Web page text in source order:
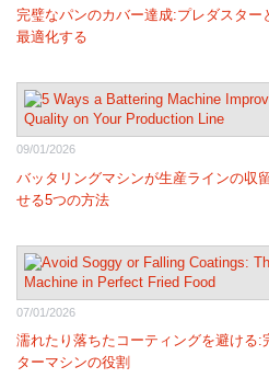
完璧なパンのカバー達成:プレダスター
最適化する
09/01/2026
バッタリングマシンが生産ラインの収
せる5つの方法
07/01/2026
濡れたり落ちたコーティングを避ける:
ターマシンの役割